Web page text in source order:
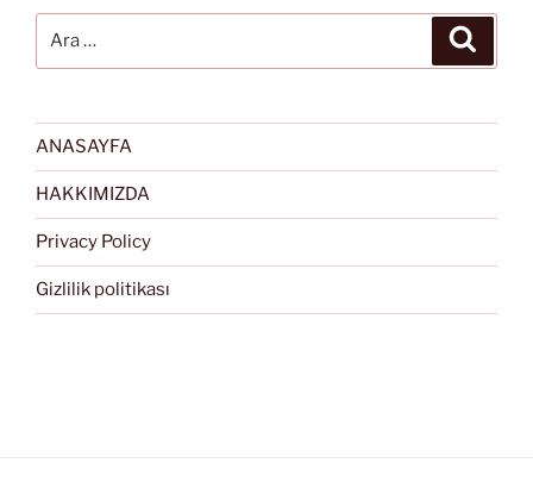
ANASAYFA
HAKKIMIZDA
Privacy Policy
Gizlilik politikası